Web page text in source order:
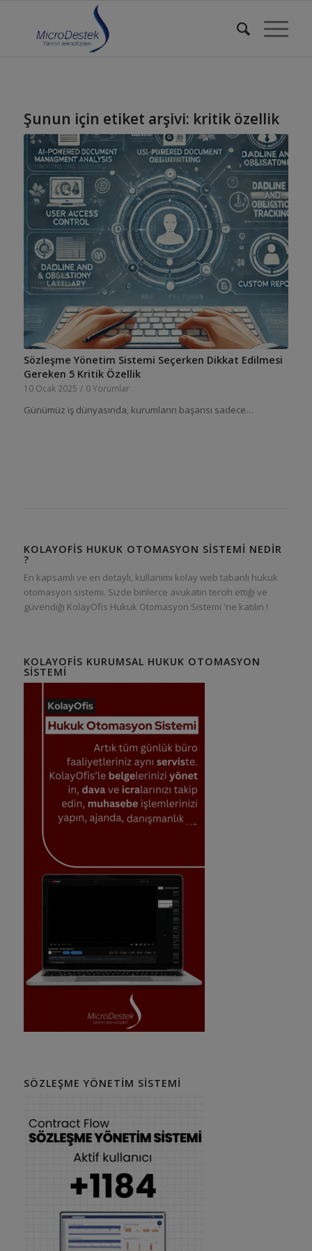
Şunun için etiket arşivi: kritik özellik
Sözleşme Yönetim Sistemi Seçerken Dikkat Edilmesi
Gereken 5 Kritik Özellik
10 Ocak 2025 / 0 Yorumlar
Günümüz iş dünyasında, kurumların başarısı sadece…
KOLAYOFIS HUKUK OTOMASYON SISTEMI NEDIR
?
En kapsamlı ve en detaylı, kullanımı kolay web tabanlı hukuk
otomasyon sistemi. Sizde binlerce avukatın tercih ettiği ve
güvendiği KolayOfis Hukuk Otomasyon Sistemi 'ne katılın !
KOLAYOFIS KURUMSAL HUKUK OTOMASYON
SISTEMI
SÖZLEŞME YÖNETIM SISTEMI